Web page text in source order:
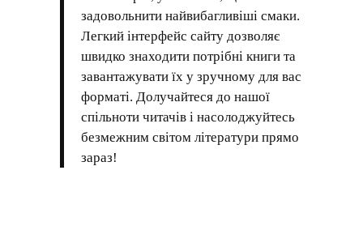
задовольнити найвибагливіші смаки.
Легкий інтерфейс сайту дозволяє
швидко знаходити потрібні книги та
завантажувати їх у зручному для вас
форматі. Долучайтеся до нашої
спільноти читачів і насолоджуйтесь
безмежним світом літератури прямо
зараз!